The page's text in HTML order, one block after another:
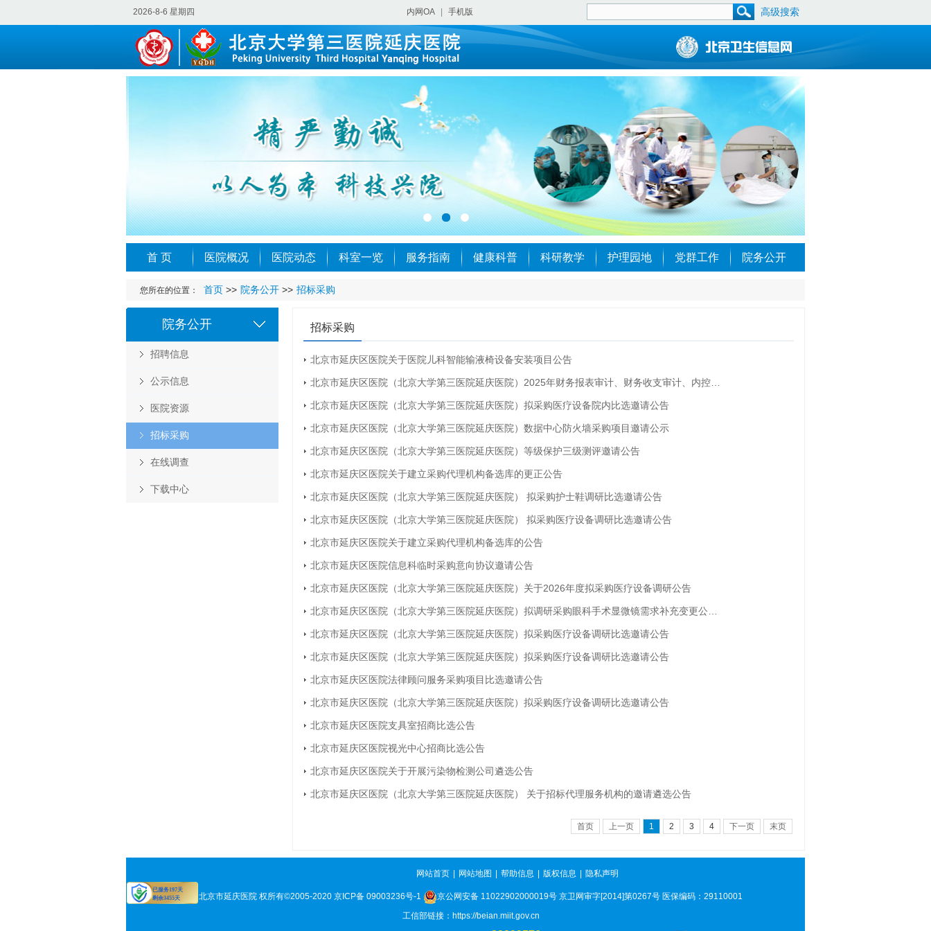
内网OA 手机版 高级搜索
2026-8-6 星期四
首 页 医院概况 医院动态 科室一览 服务指南 健康科普 科研教学 护理园地 党群工作 院务公开
您所在的位置： 首页 >> 院务公开 >> 招标采购
院务公开
招聘信息
公示信息
医院资源
招标采购
在线调查
下载中心
招标采购
北京市延庆区医院关于医院儿科智能输液椅设备安装项目公告
北京市延庆区医院（北京大学第三医院延庆医院）2025年财务报表审计、财务收支审计、内控…
北京市延庆区医院（北京大学第三医院延庆医院）拟采购医疗设备院内比选邀请公告
北京市延庆区医院（北京大学第三医院延庆医院）数据中心防火墙采购项目邀请公示
北京市延庆区医院（北京大学第三医院延庆医院）等级保护三级测评邀请公告
北京市延庆区医院关于建立采购代理机构备选库的更正公告
北京市延庆区医院（北京大学第三医院延庆医院） 拟采购护士鞋调研比选邀请公告
北京市延庆区医院（北京大学第三医院延庆医院） 拟采购医疗设备调研比选邀请公告
北京市延庆区医院关于建立采购代理机构备选库的公告
北京市延庆区医院信息科临时采购意向协议邀请公告
北京市延庆区医院（北京大学第三医院延庆医院）关于2026年度拟采购医疗设备调研公告
北京市延庆区医院（北京大学第三医院延庆医院）拟调研采购眼科手术显微镜需求补充变更公…
北京市延庆区医院（北京大学第三医院延庆医院）拟采购医疗设备调研比选邀请公告
北京市延庆区医院（北京大学第三医院延庆医院）拟采购医疗设备调研比选邀请公告
北京市延庆区医院法律顾问服务采购项目比选邀请公告
北京市延庆区医院（北京大学第三医院延庆医院）拟采购医疗设备调研比选邀请公告
北京市延庆区医院支具室招商比选公告
北京市延庆区医院视光中心招商比选公告
北京市延庆区医院关于开展污染物检测公司遴选公告
北京市延庆区医院（北京大学第三医院延庆医院） 关于招标代理服务机构的邀请遴选公告
首页 上一页 1 2 3 4 下一页 末页
网站首页 网站地图 帮助信息 版权信息 隐私声明
北京市延庆医院 权所有©2005-2020 京ICP备 09003236号-1 京公网安备 11022902000019号 京卫网审字[2014]第0267号 医保编码：29110001
工信部链接： https://beian.miit.gov.cn